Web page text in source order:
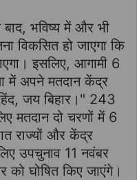
भविष्य में और भी
विकसित हो जाएगा कि
इसलिए, आगामी 6
में अपने मतदान केंद्र
जय बिहार।" 243
मतदान दो चरणों में 6
राज्यों और केंद्र
उपचुनाव 11 नवंबर
को घोषित किए जाएंगे।